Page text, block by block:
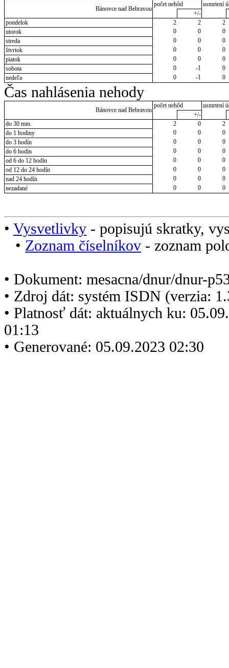
Bánovce nad Bebravou
počet nehôd
usmrtení
+/-
pondelok
2 2
2
utorok
0 0
0
streda
0 0
0
štvrtok
0 0
0
piatok
0 0
0
sobota
0 -1
0
nedeľa
0 -1 0
Čas nahlásenia nehody
Bánovce nad Bebravou
počet nehôd
usmrtení
+/-
do 30 min.
2 0
2
do 1 hodiny
0 0
0
do 3 hodín
0 0
0
do 6 hodín
0 0
0
od 6 do 12 hodín
0 0
0
od 12 do 24 hodín
0 0
0
nad 24 hodín
0 0
0
nezadané
0 0 0
• Vysvetlivky - popisujú skratky,
• Zoznam číselníkov - zoznam
• Dokument: mesacna/dnur/dnur-
• Zdroj dát: systém ISDN (verzia:
• Platnosť dát: aktuálnych ku:
01:13
• Generované: 05.09.2023 02:30